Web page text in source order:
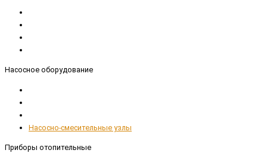
Насосное оборудование
Насосно-смесительные узлы
Приборы отопительные